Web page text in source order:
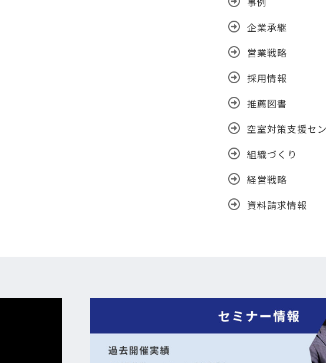
企業承継
営業戦略
採用情報
推薦図書
空室対策支援セ
組織づくり
経営戦略
資料請求情報